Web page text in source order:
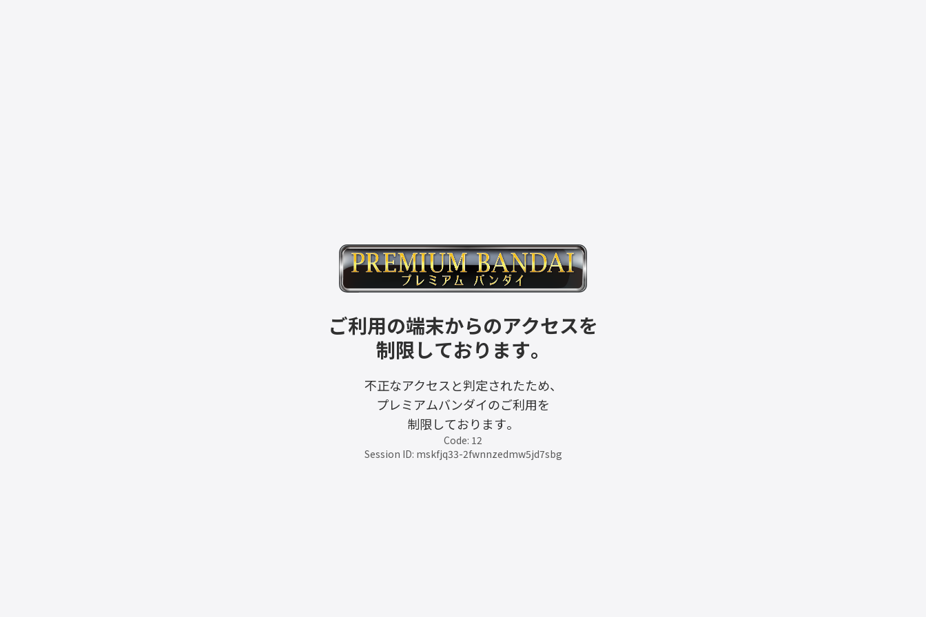
ご利用の端末からのアクセスを
制限しております。
不正なアクセスと判定されたため、
プレミアムバンダイのご利用を
制限しております。
Code: 12
Session ID: mskfjq33-2fwnnzedmw5jd7sbg